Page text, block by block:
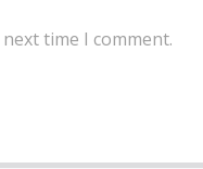
time I comment.